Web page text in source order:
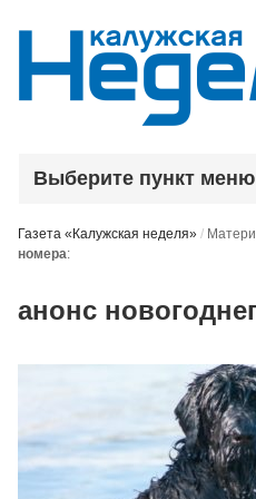
Выберите пункт меню
Газета «Калужская неделя» /
номера:
анонс